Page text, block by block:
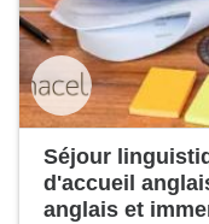
Séjour
d'accueil
anglais et